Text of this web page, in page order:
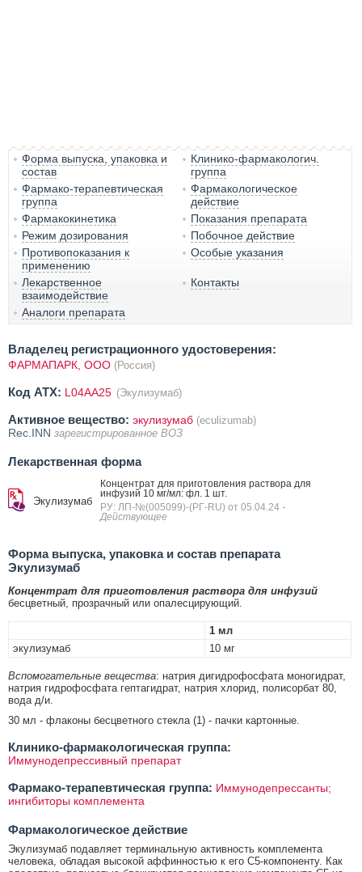
Форма выпуска, упаковка и
состав
Клинико-фармакологич.
группа
Фармако-терапевтическая
группа
Фармакологическое
действие
Фармакокинетика
Показания препарата
Режим дозирования
Побочное действие
Противопоказания к
применению
Особые указания
Лекарственное
взаимодействие
Контакты
Аналоги препарата
Владелец регистрационного удостоверения:
ФАРМАПАРК, ООО (Россия)
Код ATX: L04AA25 (Экулизумаб)
Активное вещество: экулизумаб (eculizumab)
Rec.INN зарегистрированное ВОЗ
Лекарственная форма
Экулизумаб
Концентрат для приготовления раствора для
инфузий 10 мг/мл: фл. 1 шт.
РУ: ЛП-№(005099)-(РГ-RU) от 05.04.24 -
Действующее
Форма выпуска, упаковка и состав препарата
Экулизумаб
Концентрат для приготовления раствора для инфузий
бесцветный, прозрачный или опалесцирующий.
1 мл
экулизумаб
10 мг
Вспомогательные вещества: натрия дигидрофосфата моногидрат,
натрия гидрофосфата гептагидрат, натрия хлорид, полисорбат 80,
вода д/и.
30 мл - флаконы бесцветного стекла (1) - пачки картонные.
Клинико-фармакологическая группа:
Иммунодепрессивный препарат
Фармако-терапевтическая группа: Иммунодепрессанты;
ингибиторы комплемента
Фармакологическое действие
Экулизумаб подавляет терминальную активность комплемента
человека, обладая высокой аффинностью к его С5-компоненту. Как